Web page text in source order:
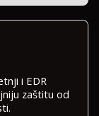
i EDR
zaštitu od